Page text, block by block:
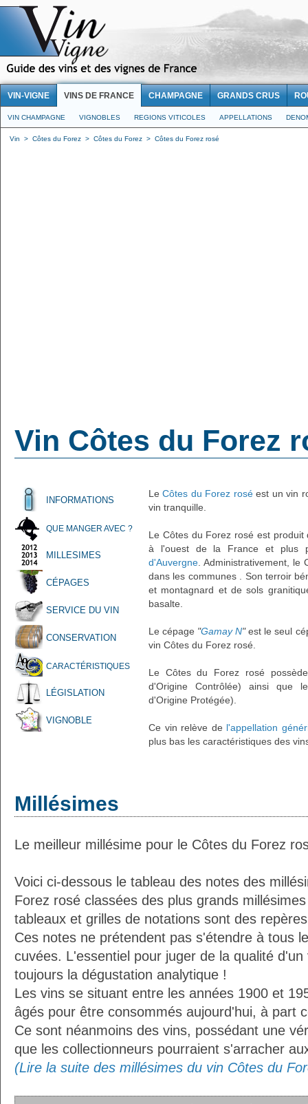
VIN-VIGNE VINS DE FRANCE CHAMPAGNE GRANDS CRUS
VIN CHAMPAGNE VIGNOBLES REGIONS VITICOLES APPELLATIONS
Vin > Côtes du Forez > Côtes du Forez > Côtes du Forez rosé
Vin Côtes du Forez
INFORMATIONS
QUE MANGER AVEC ?
MILLESIMES
CÉPAGES
SERVICE DU VIN
CONSERVATION
CARACTÉRISTIQUES
LÉGISLATION
VIGNOBLE
LeCôtes du Forez roséest un vin
vin tranquille.
Le Côtes du Forez rosé est
à l'ouest de la France et plus
d'Auvergne . Administrativement,
dans les communes . Son terroir
et montagnard et de sols
basalte.
Le cépage "Gamay N"est le seul
vin Côtes du Forez rosé.
Le Côtes du Forez rosé
d'Origine Contrôlée) ainsi que
d'Origine Protégée).
Ce vin relève de l'appellation
plus bas les caractéristiques des
Millésimes
Le meilleur millésime pour le Côtes du Forez
Voici ci-dessous le tableau des notes des
Forez rosé classées des plus grands
tableaux et grilles de notations sont des
Ces notes ne prétendent pas s'étendre à tous
cuvées. L'essentiel pour juger de la qualité
toujours la dégustation analytique !
Les vins se situant entre les années 1900 et
âgés pour être consommés aujourd'hui, à part
Ce sont néanmoins des vins, possédant une
que les collectionneurs pourraient s'arracher
(Lire la suite des millésimes du vin Côtes du